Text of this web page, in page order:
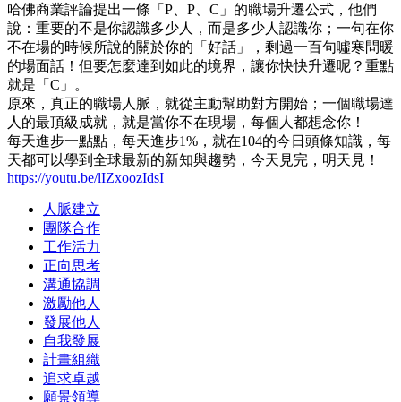
哈佛商業評論提出一條「P、P、C」的職場升遷公式，他們
說：重要的不是你認識多少人，而是多少人認識你；一句在你
不在場的時候所說的關於你的「好話」，剩過一百句噓寒問暖
的場面話！但要怎麼達到如此的境界，讓你快快升遷呢？重點
就是「C」。
原來，真正的職場人脈，就從主動幫助對方開始；一個職場達
人的最頂級成就，就是當你不在現場，每個人都想念你！
每天進步一點點，每天進步1%，就在104的今日頭條知識，每
天都可以學到全球最新的新知與趨勢，今天見完，明天見！
https://youtu.be/lIZxoozIdsI
人脈建立
團隊合作
工作活力
正向思考
溝通協調
激勵他人
發展他人
自我發展
計畫組織
追求卓越
願景領導